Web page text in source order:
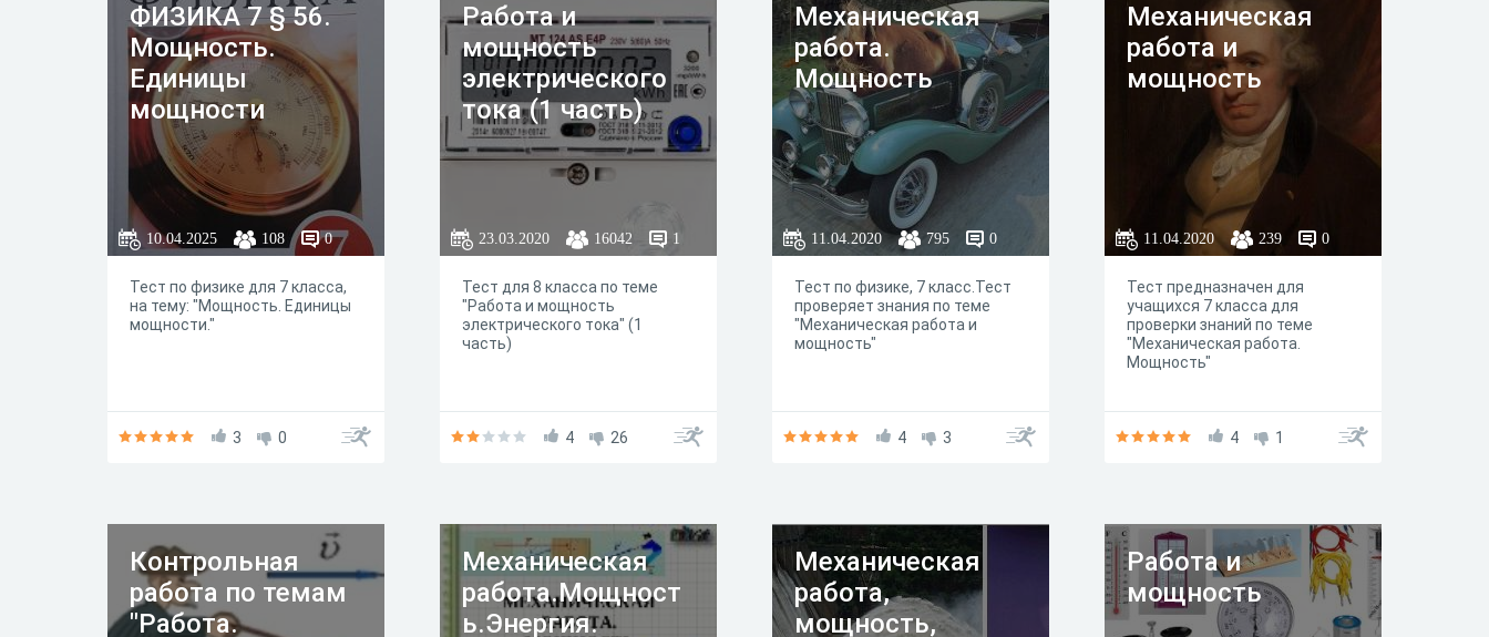
ФИЗИКА 7 § 56.
Мощность.
Единицы
мощности
10.04.2025 108 0
Тест по физике для 7 класса,
на тему: "Мощность. Единицы
мощности."
3 0
Работа и
мощность
электрического
тока (1 часть)
23.03.2020 16042 1
Тест для 8 класса по теме
"Работа и мощность
электрического тока" (1
часть)
4 26
Механическая
работа.
Мощность
11.04.2020 795 0
Тест по физике, 7 класс.Тест
проверяет знания по теме
"Механическая работа и
мощность"
4 3
Механическая
работа и
мощность
11.04.2020 239 0
Тест предназначен для
учащихся 7 класса для
проверки знаний по теме
"Механическая работа.
Мощность"
4 1
Контрольная
работа по темам
"Работа.
Механическая
работа.Мощност
ь.Энергия.
Механическая
работа,
мощность,
Работа и
мощность